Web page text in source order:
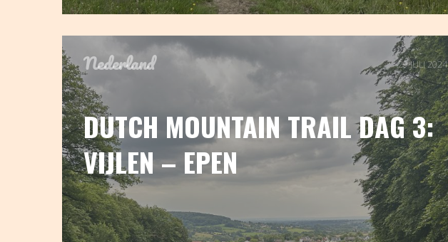
Nederland 29 JULI 2024
DUTCH MOUNTAIN TRAIL DAG 3:
VIJLEN – EPEN